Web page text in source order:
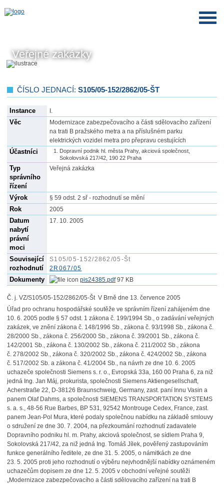
Veřejné zakázky
ČÍSLO JEDNACÍ: S105/05-152/2862/05-ŠT
Instance I.
Věc
Modernizace zabezpečovacího a části sdělovacího zařízení
na trati B pražského metra a na příslušném parku
elektrických vozidel metra pro přepravu cestujících
Účastníci
Dopravní podnik hl. města Prahy, akciová společnost,
Sokolovská 217/42, 190 22 Praha
Typ
správního
řízení
Veřejná zakázka
Výrok § 59 odst. 2 sř - rozhodnutí se mění
Rok 2005
Datum
nabytí
právní
moci
17. 10. 2005
Související
rozhodnutí
S105/05-152/2862/05-Št
2R067/05
Dokumenty pis24385.pdf97 KB
Č. j. VZ/S105/05-152/2862/05-Št V Brně dne 13. července 2005
Úřad pro ochranu hospodářské soutěže ve správním řízení zahájeném dne
10. 6. 2005 podle § 57 odst. 1 zákona č. 199/1994 Sb., o zadávání veřejných
zakázek, ve znění zákona č. 148/1996 Sb., zákona č. 93/1998 Sb., zákona č.
28/2000 Sb., zákona č. 256/2000 Sb., zákona č. 39/2001 Sb., zákona č.
142/2001 Sb., zákona č. 130/2002 Sb., zákona č. 211/2002 Sb., zákona
č. 278/2002 Sb., zákona č. 320/2002 Sb., zákona č. 424/2002 Sb., zákona
č. 517/2002 Sb. a zákona č. 41/2004 Sb., na návrh ze dne 10. 6. 2005
uchazeče společnosti Siemens s. r. o., Evropská 33a, 160 00 Praha 6, za niž
jedná Ing. Jan Máj, prokurista, společnosti Siemens Aktiengesellschaft,
Acherstraße 22, D-38126 Braunschweig, Germany, zast. paní Innu Vasin a
panem Olaf Dahms, a společnosti SIEMENS TRANSPORTATION SYSTEMS
s. a. s., 48-56 Rue Barbes, BP 531, 92542 Montrouge Cedex, France, zast.
panem Jean-Pol Mura, které podaly společnou nabídku na základě smlouvy
o sdružení ze dne 30. 7. 2004, na přezkoumání rozhodnutí zadavatele
Dopravního podniku hl. m. Prahy, akciová společnost, se sídlem Praha 9,
Sokolovská 217/42, za niž jedná Ing. Tomáš Jílek, pověřený zastupováním
funkce generálního ředitele, ze dne 31. 5. 2005, o námitkách ze dne
23. 5. 2005 proti jeho rozhodnutí o výběru nejvhodnější nabídky oznámeném
uchazečům dopisem ze dne 12. 5. 2005 v obchodní veřejné soutěži
„Modernizace zabezpečovacího a části sdělovacího zařízení na trati B